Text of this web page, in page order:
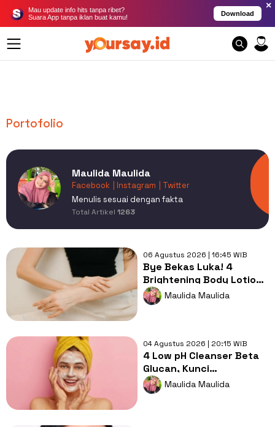
Mau update info hits tanpa ribet?
Suara App tanpa iklan buat kamu!
Download
×
Portofolio
Maulida Maulida
Facebook | Instagram
| Twitter
Menulis sesuai dengan fakta
Total Artikel 1263
06 Agustus 2026 | 16:45 WIB
Bye Bekas Luka! 4
Brightening Body Lotion
Ini Bikin Kulit Cerah dan
Lembap
Maulida Maulida
04 Agustus 2026 | 20:15 WIB
4 Low pH Cleanser Beta
Glucan, Kunci
Kelembapan Maksimal
pada Kulit Kering
Maulida Maulida